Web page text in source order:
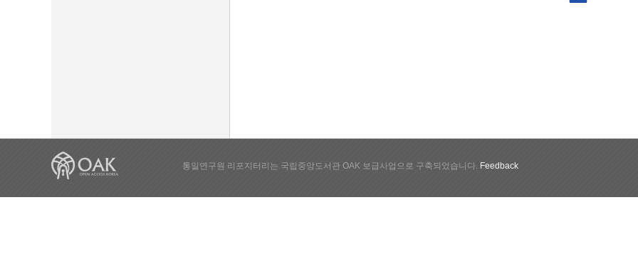
통일연구원 리포지터리는 국립중앙도서관 OAK 보급사업으로 구축되었습니다. Feedback